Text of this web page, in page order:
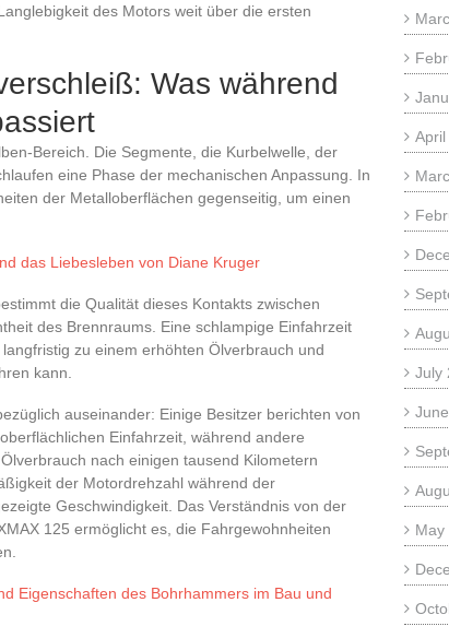
des Motors weit über die ersten
Was während
Bereich. Die Segmente, die Kurbelwelle, der
eine Phase der mechanischen Anpassung. In
der Metalloberflächen gegenseitig, um einen
das Liebesleben von Diane Kruger
die Qualität dieses Kontakts zwischen
des Brennraums. Eine schlampige Einfahrzeit
zu einem erhöhten Ölverbrauch und
kann.
auseinander: Einige Besitzer berichten von
Einfahrzeit, während andere
nach einigen tausend Kilometern
der Motordrehzahl während der
Geschwindigkeit. Das Verständnis von der
125 ermöglicht es, die Fahrgewohnheiten
Eigenschaften des Bohrhammers im Bau und
July
May